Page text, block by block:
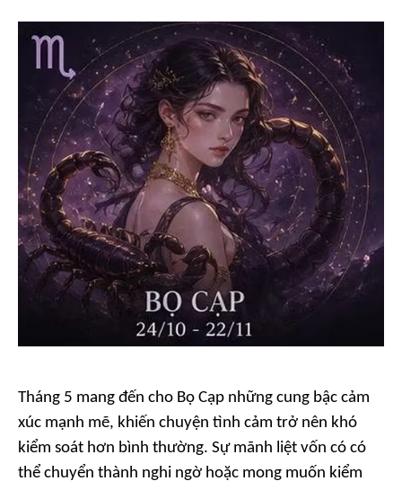
Tháng 5 mang đến cho Bọ Cạp những cung bậc cảm
xúc mạnh mẽ, khiến chuyện tình cảm trở nên khó
kiểm soát hơn bình thường. Sự mãnh liệt vốn có có
thể chuyển thành nghi ngờ hoặc mong muốn kiểm